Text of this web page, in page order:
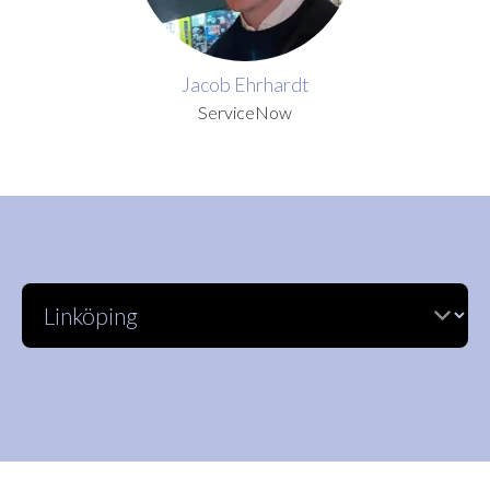
Jacob Ehrhardt
ServiceNow